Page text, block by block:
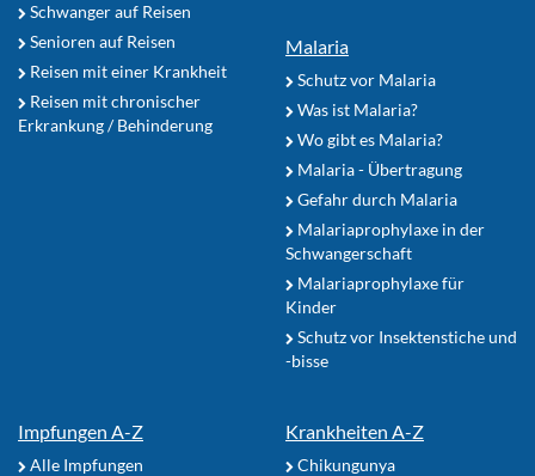
Schwanger auf Reisen
Senioren auf Reisen
Reisen mit einer Krankheit
Reisen mit chronischer
Erkrankung / Behinderung
Malaria
Schutz vor Malaria
Was ist Malaria?
Wo gibt es Malaria?
Malaria - Übertragung
Gefahr durch Malaria
Malariaprophylaxe in der
Schwangerschaft
Malariaprophylaxe für
Kinder
Schutz vor Insektenstiche und
-bisse
Impfungen A-Z
Alle Impfungen
Krankheiten A-Z
Chikungunya